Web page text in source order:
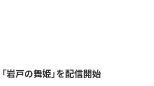
岩戸の舞姫」を配信開始